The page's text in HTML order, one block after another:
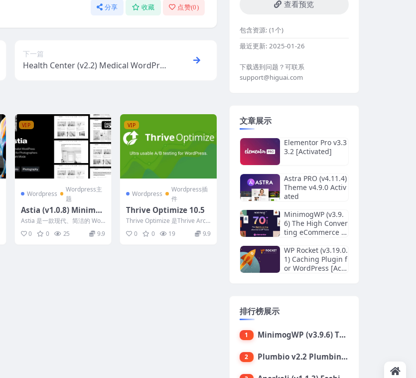
分享 收藏 点赞(0)
下一篇
Health Center (v2.2) Medical WordPres
VIP
Wordpress
Wordpress主
题
Astia (v1.0.8) Minimal
Portfolio WordPress T
heme for Photograph
ers
Astia 是一款现代、简洁的 Wor
dPress 主题，适用于现代摄影
和摄像作...
0 0 25 9.9
VIP
Wordpress
Wordpress插
件
Thrive Optimize 10.5
Thrive Optimize 是Thrive Arch
itect的一款插件， ...
0 0 19 9.9
查看预览
包含资源: (1个)
最近更新: 2025-01-26
下载遇到问题？可联系
support@higuai.com
文章展示
Elementor Pro v3.3
3.2 [Activated]
Astra PRO (v4.11.4)
Theme v4.9.0 Activ
ated
MinimogWP (v3.9.
6) The High Conver
ting eCommerce W
WP Rocket (v3.19.0.
1) Caching Plugin f
or WordPress [Acti
排行榜展示
1 MinimogWP (v3.9.6) The High Converting eCommerce WordPress Theme
2 Plumbio v2.2 Plumbing Services WordPress Theme